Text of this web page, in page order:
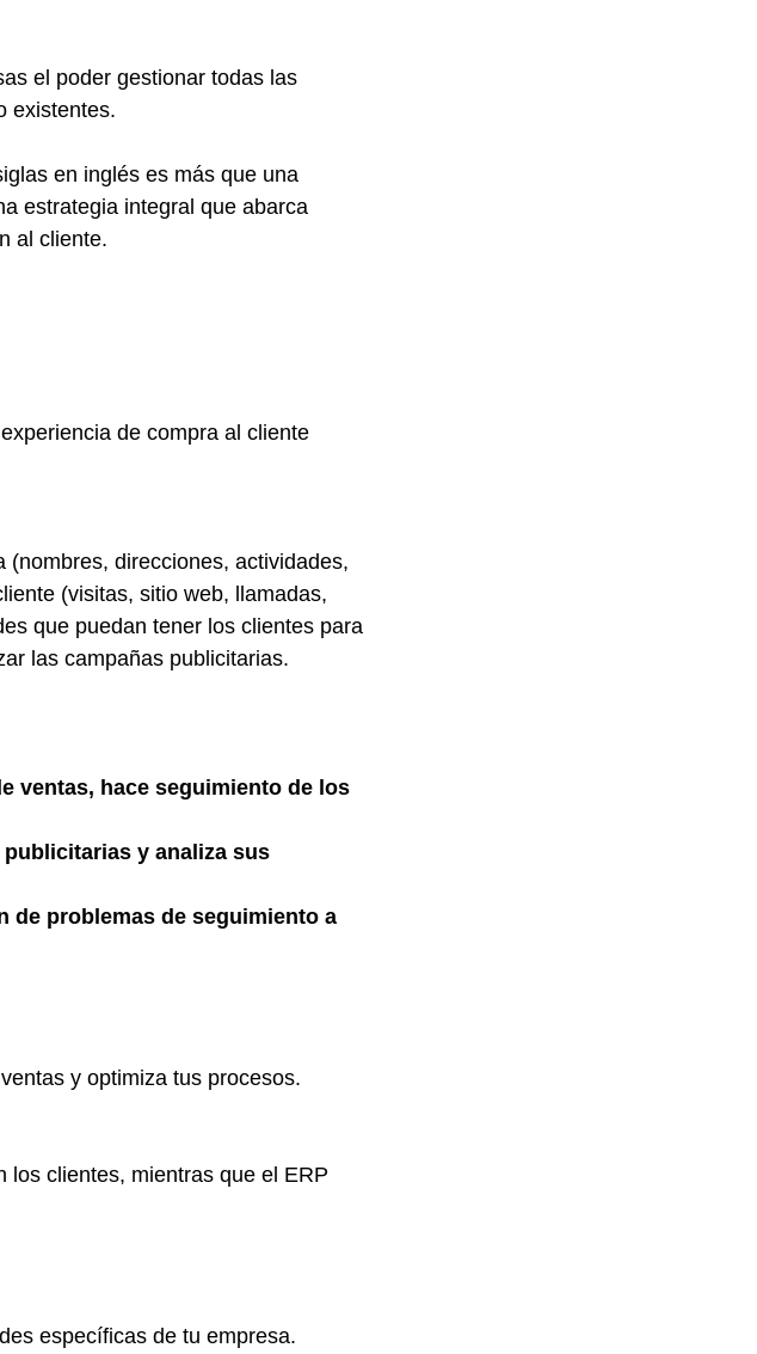
el poder gestionar todas las
existentes.
en inglés es más que una
estrategia integral que abarca
al cliente.
de compra al cliente
direcciones, actividades,
(visitas, sitio web, llamadas,
que puedan tener los clientes para
las campañas publicitarias.
ventas, hace seguimiento de los
y analiza sus
de problemas de seguimiento a
y optimiza tus procesos.
los clientes, mientras que el ERP
específicas de tu empresa.